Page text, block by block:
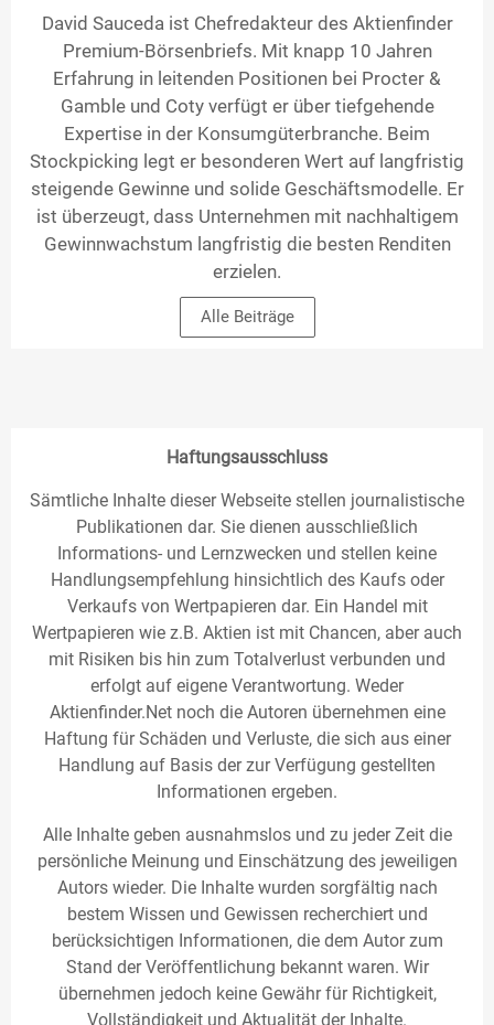
David Sauceda ist Chefredakteur des Aktienfinder
Premium-Börsenbriefs. Mit knapp 10 Jahren
Erfahrung in leitenden Positionen bei Procter &
Gamble und Coty verfügt er über tiefgehende
Expertise in der Konsumgüterbranche. Beim
Stockpicking legt er besonderen Wert auf langfristig
steigende Gewinne und solide Geschäftsmodelle. Er
ist überzeugt, dass Unternehmen mit nachhaltigem
Gewinnwachstum langfristig die besten Renditen
erzielen.
Alle Beiträge
Haftungsausschluss
Sämtliche Inhalte dieser Webseite stellen journalistische
Publikationen dar. Sie dienen ausschließlich
Informations- und Lernzwecken und stellen keine
Handlungsempfehlung hinsichtlich des Kaufs oder
Verkaufs von Wertpapieren dar. Ein Handel mit
Wertpapieren wie z.B. Aktien ist mit Chancen, aber auch
mit Risiken bis hin zum Totalverlust verbunden und
erfolgt auf eigene Verantwortung. Weder
Aktienfinder.Net noch die Autoren übernehmen eine
Haftung für Schäden und Verluste, die sich aus einer
Handlung auf Basis der zur Verfügung gestellten
Informationen ergeben.
Alle Inhalte geben ausnahmslos und zu jeder Zeit die
persönliche Meinung und Einschätzung des jeweiligen
Autors wieder. Die Inhalte wurden sorgfältig nach
bestem Wissen und Gewissen recherchiert und
berücksichtigen Informationen, die dem Autor zum
Stand der Veröffentlichung bekannt waren. Wir
übernehmen jedoch keine Gewähr für Richtigkeit,
Vollständigkeit und Aktualität der Inhalte.